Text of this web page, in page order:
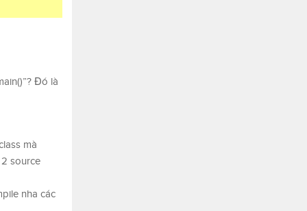
Đó là
mà
source
nha các